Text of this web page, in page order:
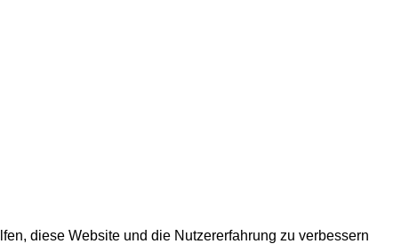
diese Website und die Nutzererfahrung zu verbessern